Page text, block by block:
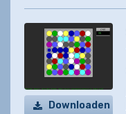
Downloaden